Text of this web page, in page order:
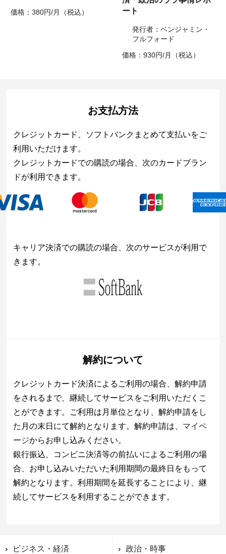
価格：380円/月（税込）
ート
発行者：ベンジャミン・
フルフォード
価格：930円/月（税込）
お支払方法
クレジットカード、ソフトバンクまとめて支払いをご
利用いただけます。
クレジットカードでの購読の場合、次のカードブラン
ドが利用できます。
キャリア決済での購読の場合、次のサービスが利用で
きます。
解約について
クレジットカード決済によるご利用の場合、解約申請
をされるまで、継続してサービスをご利用いただくこ
とができます。ご利用は月単位となり、解約申請をし
た月の末日にて解約となります。解約申請は、 マイペ
ージからお申し込みください。
銀行振込、コンビニ決済等の前払いによるご利用の場
合、お申し込みいただいた利用期間の最終日をもって
解約となります。利用期間を延長することにより、継
続してサービスを利用することができます。
ビジネス・経済 政治・時事